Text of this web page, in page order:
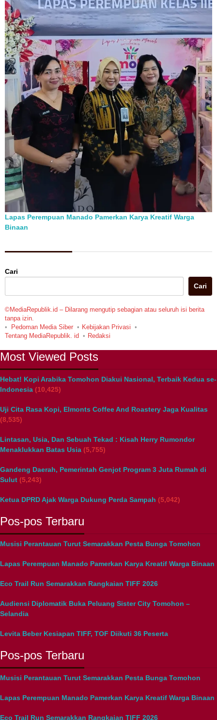
Lapas Perempuan Manado Pamerkan Karya Kreatif Warga
Binaan
Cari
Cari
©MediaRepublik.id – Dilarang mengutip sebagian atau seluruh isi berita
tanpa izin.
Pedoman Media Siber
Kebijakan Privasi
Tentang MediaRepublik. id
Redaksi
Most Viewed Posts
Hebat! Kopi Arabika Tomohon Diakui Nasional, Terbaik Kedua se-
Indonesia (10,425)
Uji Cita Rasa Kopi, Elmonts Coffee And Roastery Jaga Kualitas
(8,535)
Lintasan, Usia, Dan Sebuah Tekad : Kisah Herry Rumondor
Menaklukkan Batas Usia (5,755)
Gandeng Daerah, Pemerintah Genjot Program 3 Juta Rumah di
Sulut (5,243)
Ketua DPRD Ajak Warga Dukung Perda Sampah (5,042)
Pos-pos Terbaru
Musisi Perantauan Turut Semarakkan Pesta Bunga Tomohon
Lapas Perempuan Manado Pamerkan Karya Kreatif Warga Binaan
Eco Trail Run Semarakkan Rangkaian TIFF 2026
Audiensi Diplomatik Buka Peluang Sister City Tomohon –
Selandia
Levita Beber Kesiapan TIFF, TOF Diikuti 36 Peserta
Pos-pos Terbaru
Musisi Perantauan Turut Semarakkan Pesta Bunga Tomohon
Lapas Perempuan Manado Pamerkan Karya Kreatif Warga Binaan
Eco Trail Run Semarakkan Rangkaian TIFF 2026